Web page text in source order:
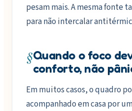
pesam mais. A mesma fonte
para não intercalar
§Quando o foco
conforto, não
Em muitos casos, o quadro
acompanhado em casa por